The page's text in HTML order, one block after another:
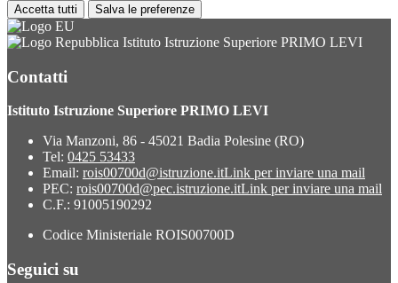
Accetta tutti Salva le preferenze
Istituto Istruzione Superiore PRIMO LEVI
Contatti
Istituto Istruzione Superiore PRIMO LEVI
Via Manzoni, 86 - 45021 Badia Polesine (RO)
Tel: 0425 53433
Email: rois00700d@istruzione.itLink per inviare una mail
PEC: rois00700d@pec.istruzione.itLink per inviare una mail
C.F.: 91005190292
Codice Ministeriale ROIS00700D
Seguici su